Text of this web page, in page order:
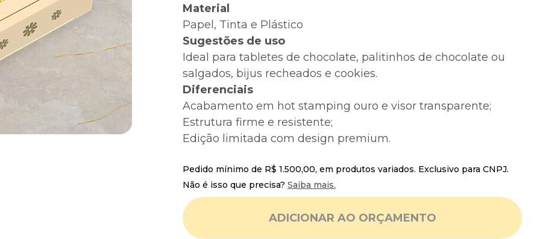
Material
Papel, Tinta e Plástico
Sugestões de uso
Ideal para tabletes de chocolate, palitinhos de chocolate ou
salgados, bijus recheados e cookies.
Diferenciais
Acabamento em hot stamping ouro e visor transparente;
Estrutura firme e resistente;
Edição limitada com design premium.
Pedido mínimo de R$ 1.500,00, em produtos variados. Exclusivo para CNPJ.
Não é isso que precisa?Saiba mais.
ADICIONAR AO ORÇAMENTO